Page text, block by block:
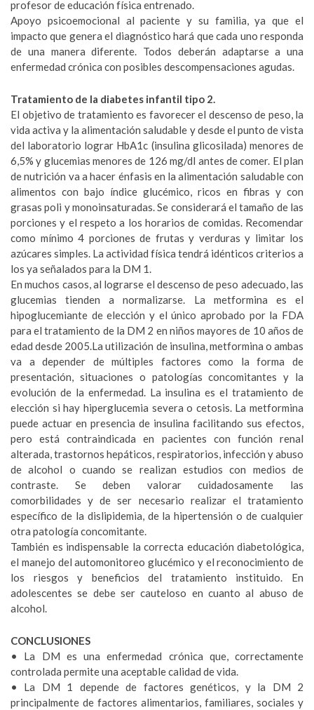
profesor de educación física entrenado.
Apoyo psicoemocional al paciente y su familia, ya que el
impacto que genera el diagnóstico hará que cada uno responda
de una manera diferente. Todos deberán adaptarse a una
enfermedad crónica con posibles descompensaciones agudas.
Tratamiento de la diabetes infantil tipo 2.
El objetivo de tratamiento es favorecer el descenso de peso, la
vida activa y la alimentación saludable y desde el punto de vista
del laboratorio lograr HbA1c (insulina glicosilada) menores de
6,5% y glucemias menores de 126 mg/dl antes de comer. El plan
de nutrición va a hacer énfasis en la alimentación saludable con
alimentos con bajo índice glucémico, ricos en fibras y con
grasas poli y monoinsaturadas. Se considerará el tamaño de las
porciones y el respeto a los horarios de comidas. Recomendar
como mínimo 4 porciones de frutas y verduras y limitar los
azúcares simples. La actividad física tendrá idénticos criterios a
los ya señalados para la DM 1.
En muchos casos, al lograrse el descenso de peso adecuado, las
glucemias tienden a normalizarse. La metformina es el
hipoglucemiante de elección y el único aprobado por la FDA
para el tratamiento de la DM 2 en niños mayores de 10 años de
edad desde 2005.La utilización de insulina, metformina o ambas
va a depender de múltiples factores como la forma de
presentación, situaciones o patologías concomitantes y la
evolución de la enfermedad. La insulina es el tratamiento de
elección si hay hiperglucemia severa o cetosis. La metformina
puede actuar en presencia de insulina facilitando sus efectos,
pero está contraindicada en pacientes con función renal
alterada, trastornos hepáticos, respiratorios, infección y abuso
de alcohol o cuando se realizan estudios con medios de
contraste. Se deben valorar cuidadosamente las
comorbilidades y de ser necesario realizar el tratamiento
específico de la dislipidemia, de la hipertensión o de cualquier
otra patología concomitante.
También es indispensable la correcta educación diabetológica,
el manejo del automonitoreo glucémico y el reconocimiento de
los riesgos y beneficios del tratamiento instituido. En
adolescentes se debe ser cauteloso en cuanto al abuso de
alcohol.
CONCLUSIONES
• La DM es una enfermedad crónica que, correctamente
controlada permite una aceptable calidad de vida.
• La DM 1 depende de factores genéticos, y la DM 2
principalmente de factores alimentarios, familiares, sociales y